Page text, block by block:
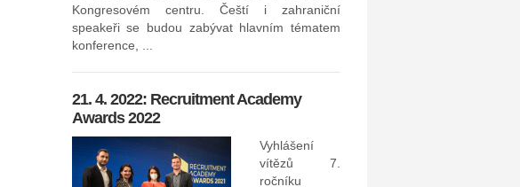
Kongresovém centru. Čeští i zahraniční
speakeři se budou zabývat hlavním tématem
konference, ...
21. 4. 2022: Recruitment Academy
Awards 2022
Vyhlášení
vítězů 7.
ročníku
Vstupenky můžete pořídit zde: